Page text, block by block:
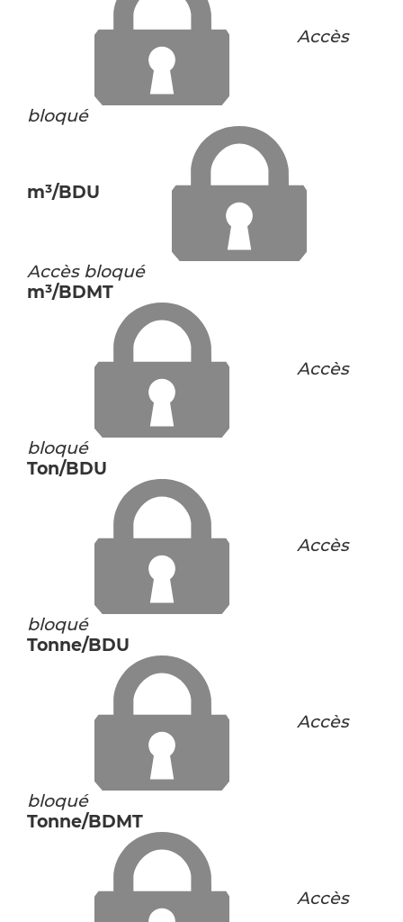
Accès
bloqué
m³/BDU
Accès bloqué
m³/BDMT
Accès
bloqué
Ton/BDU
Accès
bloqué
Tonne/BDU
Accès
bloqué
Tonne/BDMT
Accès